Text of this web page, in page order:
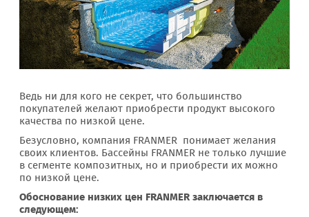
Ведь ни для кого не секрет, что большинство
покупателей желают приобрести продукт высокого
качества по низкой цене.
Безусловно, компания FRANMER понимает желания
своих клиентов. Бассейны FRANMER не только лучшие
в сегменте композитных, но и приобрести их можно
по низкой цене.
Обоснование низких цен FRANMER заключается в
следующем: